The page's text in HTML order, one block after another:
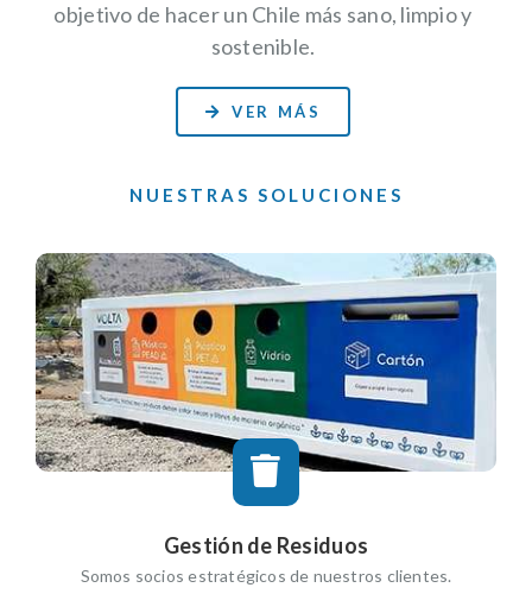
objetivo de hacer un Chile más sano, limpio y
sostenible.
VER MÁS
NUESTRAS SOLUCIONES
Gestión de Residuos
Somos socios estratégicos de nuestros clientes.